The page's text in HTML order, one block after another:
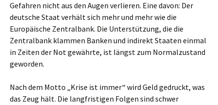
Gefahren nicht aus den Augen verlieren. Eine davon: Der
deutsche Staat verhält sich mehr und mehr wie die
Europäische Zentralbank. Die Unterstützung, die die
Zentralbank klammen Banken und indirekt Staaten einmal
in Zeiten der Not gewährte, ist längst zum Normalzustand
geworden.
Nach dem Motto „Krise ist immer“ wird Geld gedruckt, was
das Zeug hält. Die langfristigen Folgen sind schwer